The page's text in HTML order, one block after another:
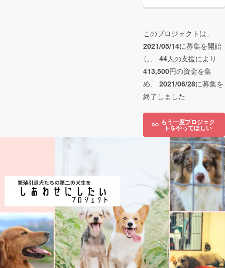
このプロジェクトは、
2021/05/14に募集を開始
し、 44人の支援により
413,500円の資金を集
め、 2021/06/28に募集を
終了しました
もう一度プロジェク
トをやってほしい